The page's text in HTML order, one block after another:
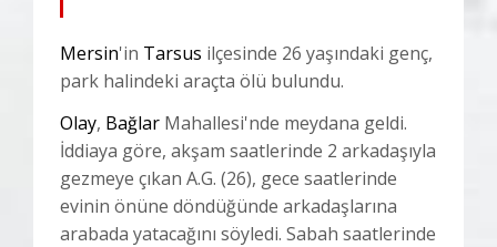
Mersin'in Tarsus ilçesinde 26 yaşındaki genç,
park halindeki araçta ölü bulundu.
Olay, Bağlar Mahallesi'nde meydana geldi.
İddiaya göre, akşam saatlerinde 2 arkadaşıyla
gezmeye çıkan A.G. (26), gece saatlerinde
evinin önüne döndüğünde arkadaşlarına
arabada yatacağını söyledi. Sabah saatlerinde